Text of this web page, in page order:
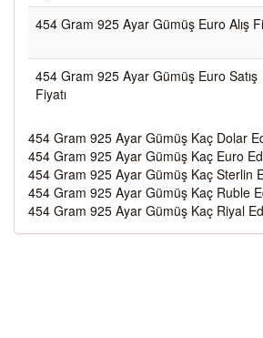
454 Gram 925 Ayar Gümüş Euro Alış
454 Gram 925 Ayar Gümüş Euro Satış
Fiyatı
454 Gram 925 Ayar Gümüş Kaç Dolar
454 Gram 925 Ayar Gümüş Kaç Euro
454 Gram 925 Ayar Gümüş Kaç Sterlin
454 Gram 925 Ayar Gümüş Kaç Ruble
454 Gram 925 Ayar Gümüş Kaç Riyal